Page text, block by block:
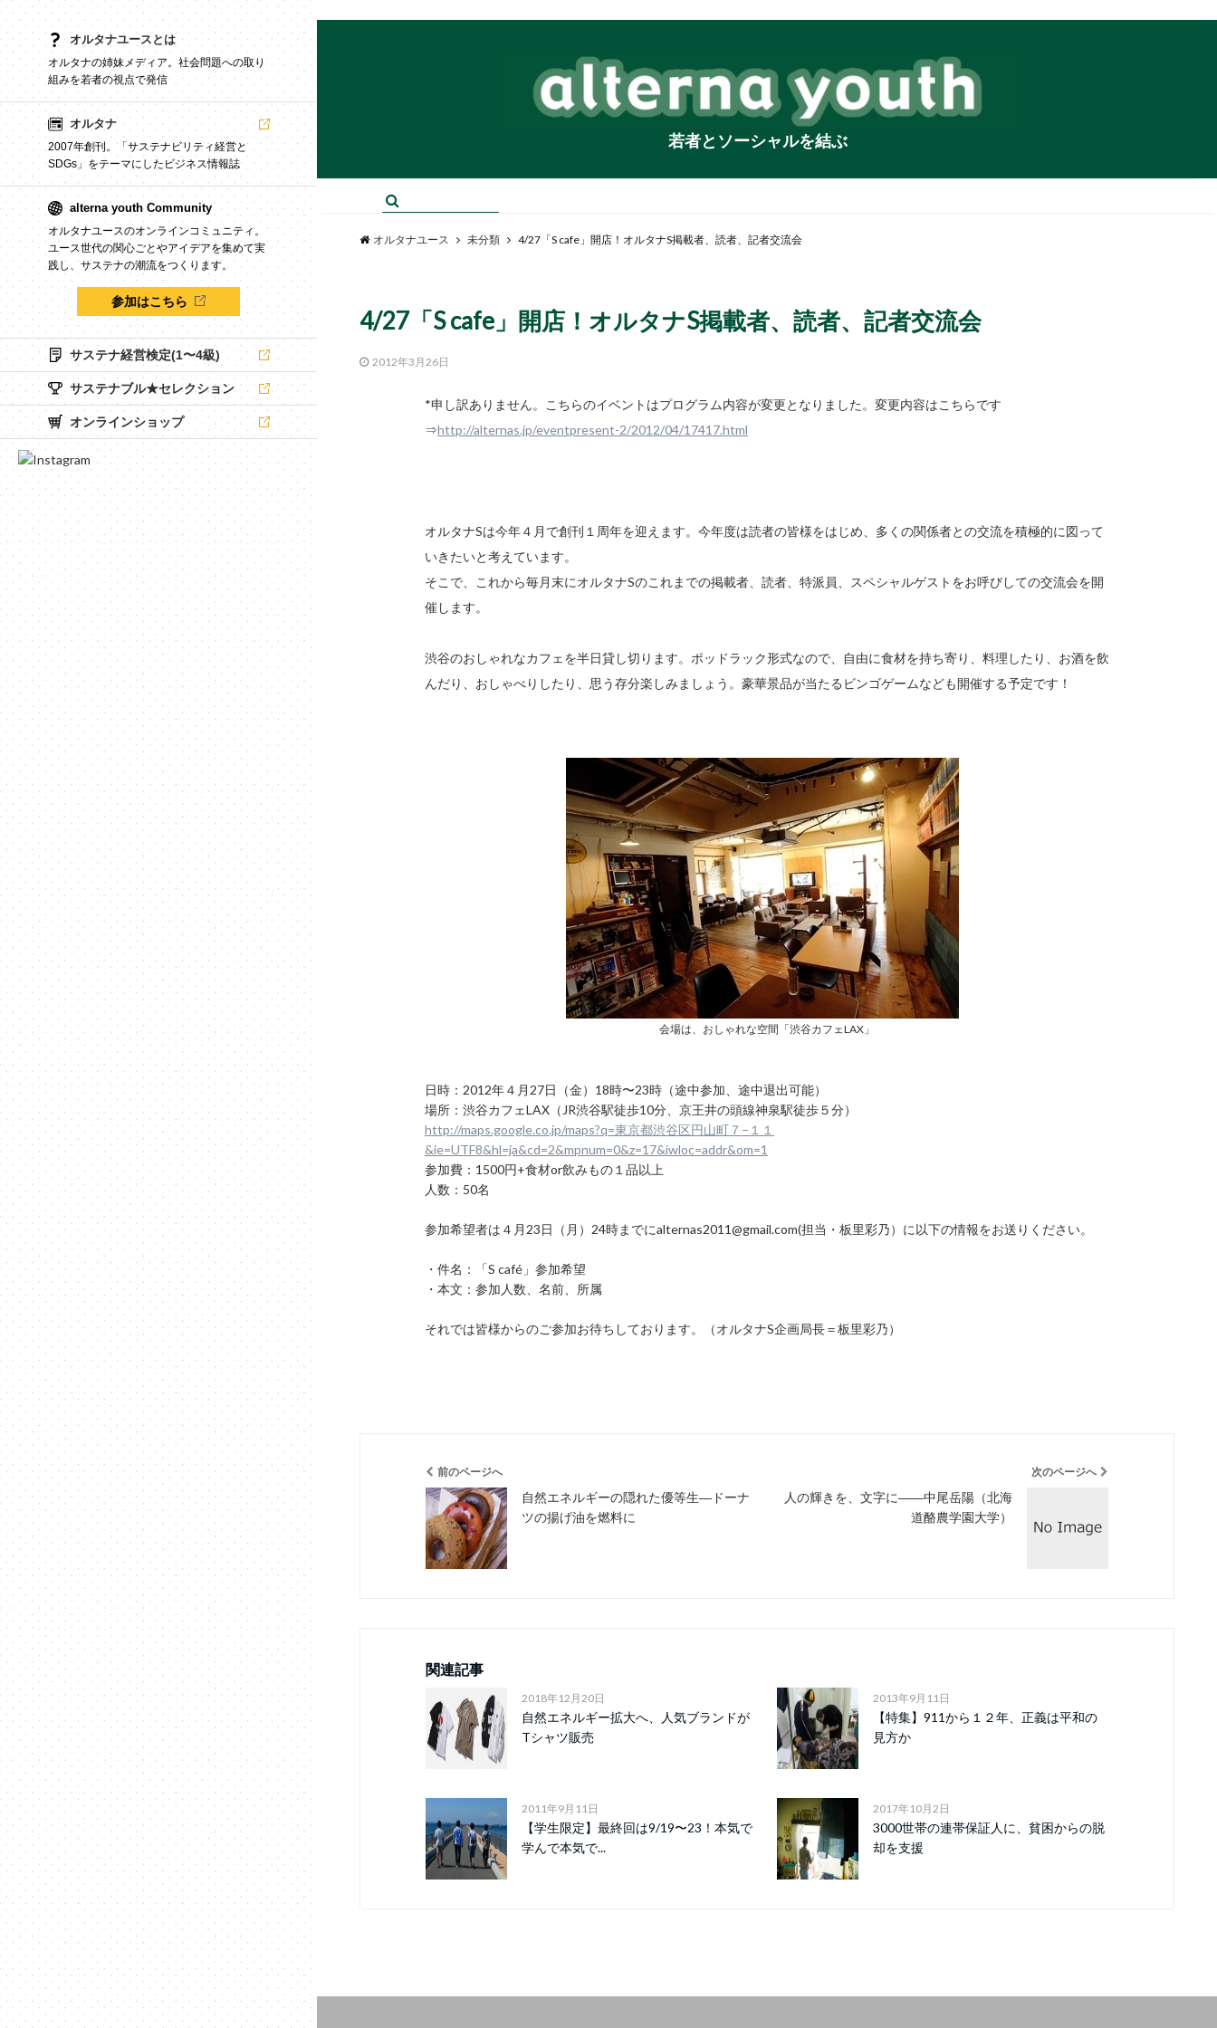
オルタナユースとは
オルタナの姉妹メディア。社会問題への取り
組みを若者の視点で発信
オルタナ
2007年創刊。「サステナビリティ経営と
SDGs」をテーマにしたビジネス情報誌
alterna youth Community
オルタナユースのオンラインコミュニティ。
ユース世代の関心ごとやアイデアを集めて実
践し、サステナの潮流をつくります。
参加はこちら
サステナ経営検定(1〜4級)
サステナブル★セレクション
オンラインショップ
若者とソーシャルを結ぶ
オルタナユース 未分類 4/27「S cafe」開店！オルタナS掲載者、読者、記者交流会
4/27「S cafe」開店！オルタナS掲載者、読者、記者交流会
2012年3月26日
*申し訳ありません。こちらのイベントはプログラム内容が変更となりました。変更内容はこちらです
⇒http://alternas.jp/eventpresent-2/2012/04/17417.html
オルタナSは今年４月で創刊１周年を迎えます。今年度は読者の皆様をはじめ、多くの関係者との交流を積極的に図って
いきたいと考えています。
そこで、これから毎月末にオルタナSのこれまでの掲載者、読者、特派員、スペシャルゲストをお呼びしての交流会を開
催します。
渋谷のおしゃれなカフェを半日貸し切ります。ポッドラック形式なので、自由に食材を持ち寄り、料理したり、お酒を飲
んだり、おしゃべりしたり、思う存分楽しみましょう。豪華景品が当たるビンゴゲームなども開催する予定です！
会場は、おしゃれな空間「渋谷カフェLAX」
日時：2012年４月27日（金）18時〜23時（途中参加、途中退出可能）
場所：渋谷カフェLAX（JR渋谷駅徒歩10分、京王井の頭線神泉駅徒歩５分）
http://maps.google.co.jp/maps?q=東京都渋谷区円山町７−１１
&ie=UTF8&hl=ja&cd=2&mpnum=0&z=17&iwloc=addr&om=1
参加費：1500円+食材or飲みもの１品以上
人数：50名
参加希望者は４月23日（月）24時までにalternas2011@gmail.com(担当・板里彩乃）に以下の情報をお送りください。
・件名：「S café」参加希望
・本文：参加人数、名前、所属
それでは皆様からのご参加お待ちしております。（オルタナS企画局長＝板里彩乃）
前のページへ
自然エネルギーの隠れた優等生―ドーナ
ツの揚げ油を燃料に
次のページへ
人の輝きを、文字に――中尾岳陽（北海
道酪農学園大学）
関連記事
2018年12月20日
自然エネルギー拡大へ、人気ブランドが
Tシャツ販売
2013年9月11日
【特集】911から１２年、正義は平和の
見方か
2011年9月11日
【学生限定】最終回は9/19〜23！本気で
学んで本気で...
2017年10月2日
3000世帯の連帯保証人に、貧困からの脱
却を支援